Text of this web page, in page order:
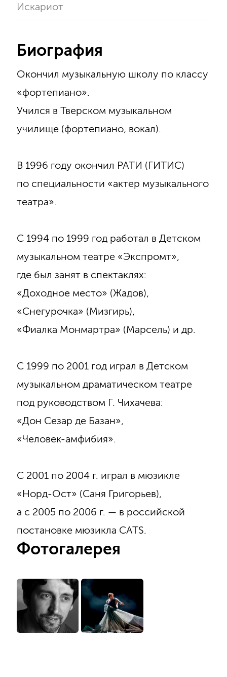
Искариот
Биография
Окончил музыкальную школу по классу
«фортепиано».
Учился в Тверском музыкальном
училище (фортепиано, вокал).
В 1996 году окончил РАТИ (ГИТИС)
по специальности «актер музыкального
театра».
С 1994 по 1999 год работал в Детском
музыкальном театре «Экспромт»,
где был занят в спектаклях:
«Доходное место» (Жадов),
«Снегурочка» (Мизгирь),
«Фиалка Монмартра» (Марсель) и др.
С 1999 по 2001 год играл в Детском
музыкальном драматическом театре
под руководством Г. Чихачева:
«Дон Сезар де Базан»,
«Человек-амфибия».
С 2001 по 2004 г. играл в мюзикле
«Норд-Ост» (Саня Григорьев),
а с 2005 по 2006 г. — в российской
постановке мюзикла CATS.
Фотогалерея